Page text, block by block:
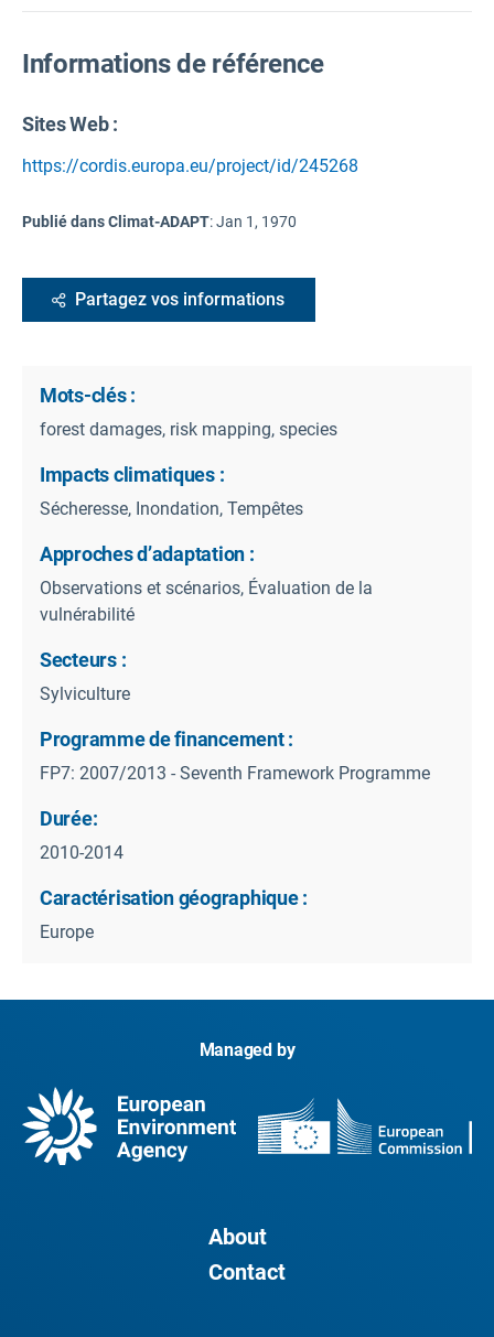
Informations de référence
Sites Web :
https://cordis.europa.eu/project/id/245268
Publié dans Climat-ADAPT:Jan 1, 1970
Partagez vos informations
Mots-clés :
forest damages, risk mapping, species
Impacts climatiques :
Sécheresse, Inondation, Tempêtes
Approches d’adaptation :
Observations et scénarios, Évaluation de la
vulnérabilité
Secteurs :
Sylviculture
Programme de financement :
FP7: 2007/2013 - Seventh Framework Programme
Durée:
2010-2014
Caractérisation géographique :
Europe
Managed by
About
Contact